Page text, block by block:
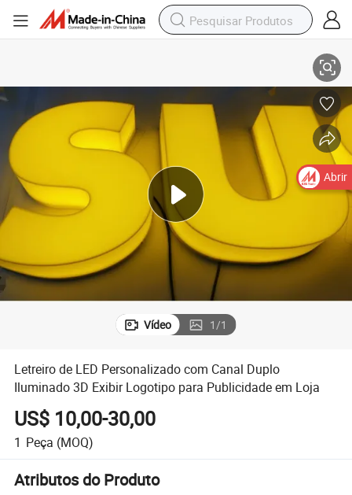
Vídeo 1/1
Letreiro de LED Personalizado com Canal Duplo
Iluminado 3D Exibir Logotipo para Publicidade em Loja
US$ 10,00-30,00
1 Peça (MOQ)
Atributos do Produto
Abrir